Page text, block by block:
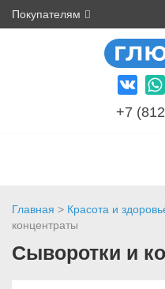
Покупателям
+7
Главная > Красота и
концентраты
Сыворотки и